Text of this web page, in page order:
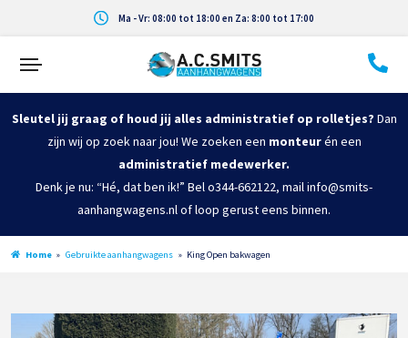
Ma - Vr: 08:00 tot 18:00 en Za: 8:00 tot 17:00
Sleutel jij graag of houd jij alles administratief op rolletjes? Dan
zijn wij op zoek naar jou! We zoeken een monteurén een
administratief medewerker.
Denk je nu: “Hé, dat ben ik!” Bel o344-662122, mail info@smits-
aanhangwagens.nl of loop gerust eens binnen.
Home » Gebruikte aanhangwagens » King Open bakwagen